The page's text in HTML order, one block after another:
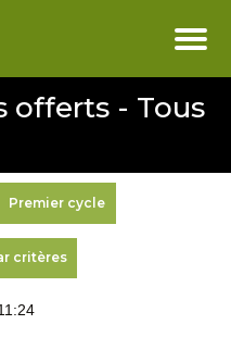
offerts - Tous
Premier cycle
critères